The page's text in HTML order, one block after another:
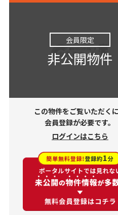
会員限定
非公開物件
この物件をご覧いただく
会員登録が必要です。
ログインはこちら